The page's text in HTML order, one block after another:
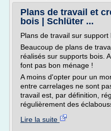
Plans de travail et
bois | Schlüter ...
Plans de travail sur support
Beaucoup de plans de
réalisés sur supports bois.
font pas bon ménage !
A moins d'opter pour un
entre carrelages ne sont
travail est, par définition,
régulièrement des
Lire la suite